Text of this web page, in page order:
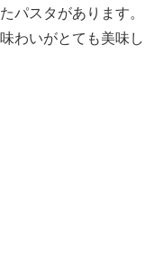
パスタがあります。
わいがとても美味し